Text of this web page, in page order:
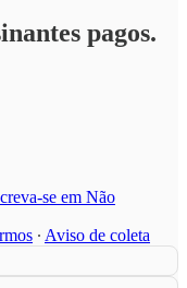
pagos.
se em Não
∙ Aviso de coleta